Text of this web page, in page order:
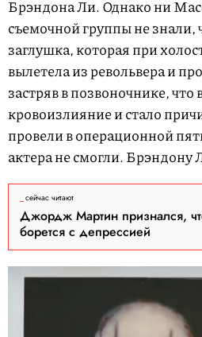
Брэндона Ли. Однако ни
съемочной группы не знали,
заглушка, которая при
вылетела из револьвера и
застряв в позвоночнике,
кровоизлияние и стало
провели в операционной
актера не смогли. Брэндону
сейчас читают
Джордж Мартин признался,
борется с депрессией